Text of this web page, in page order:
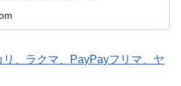
、ラクマ、PayPayフリマ、ヤ